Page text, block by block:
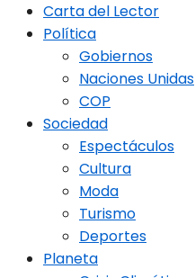
Carta del Lector
Política
Gobiernos
Naciones Unidas
COP
Sociedad
Espectáculos
Cultura
Moda
Turismo
Deportes
Planeta